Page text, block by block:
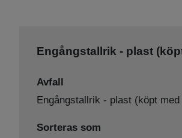
Avfall
Engångstallrik - plast (köpt med
Sorteras som